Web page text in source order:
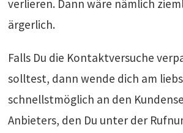
verlieren. Dann wäre nämlich
ärgerlich.
Falls Du die Kontaktversuche
solltest, dann wende dich am
schnellstmöglich an den
Anbieters, den Du unter der